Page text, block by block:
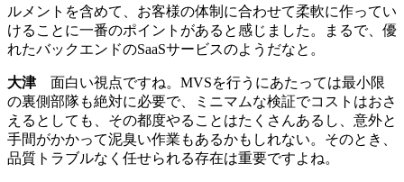
ルメントを含めて、お客様の体制に合わせて柔軟に作ってい
けることに一番のポイントがあると感じました。まるで、優
れたバックエンドのSaaSサービスのようだなと。
大津面白い視点ですね。MVSを行うにあたっては最小限
の裏側部隊も絶対に必要で、ミニマムな検証でコストはおさ
えるとしても、その都度やることはたくさんあるし、意外と
手間がかかって泥臭い作業もあるかもしれない。そのとき、
品質トラブルなく任せられる存在は重要ですよね。